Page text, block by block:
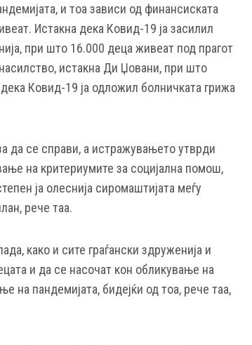
и тоа зависи од финансиската
Истакна дека Ковид-19 ја засилил
при што 16.000 деца живеат под прагот
истакна Ди Џовани, при што
Ковид-19 ја одложил болничката грижа
да се справи, а истражувањето утврди
на критериумите за социјална помош,
ја олеснија сиромаштијата меѓу
рече таа.
како и сите граѓански здруженија и
и да се насочат кон обликување на
на пандемијата, бидејќи од тоа, рече таа,